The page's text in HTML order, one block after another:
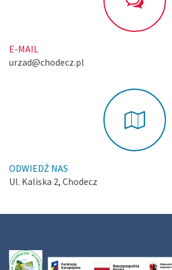
E-MAIL
urzad@chodecz.pl
ODWIEDŹ NAS
Ul. Kaliska 2, Chodecz